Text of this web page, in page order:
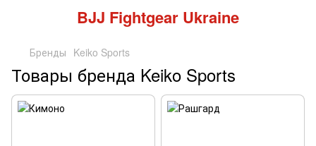
BJJ Fightgear Ukraine
Бренды Keiko Sports
Товары бренда Keiko Sports